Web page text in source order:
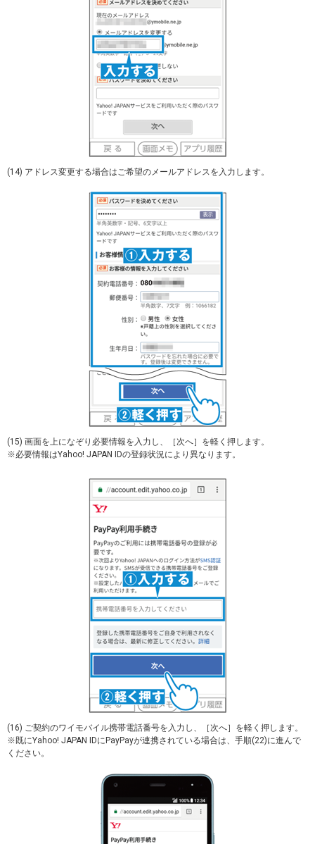
(14) アドレス変更する場合はご希望のメールアドレスを入力します。
(15) 画面を上になぞり必要情報を入力し、［次へ］を軽く押します。
※必要情報はYahoo! JAPAN IDの登録状況により異なります。
(16) ご契約のワイモバイル携帯電話番号を入力し、［次へ］を軽く押します。
※既にYahoo! JAPAN IDにPayPayが連携されている場合は、手順(22)に進んで
ください。